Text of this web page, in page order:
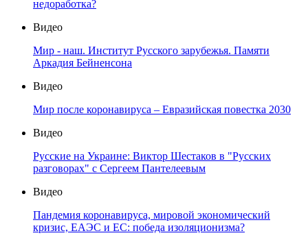
недоработка?
Видео
Мир - наш. Институт Русского зарубежья. Памяти
Аркадия Бейненсона
Видео
Мир после коронавируса – Евразийская повестка 2030
Видео
Русские на Украине: Виктор Шестаков в "Русских
разговорах" с Сергеем Пантелеевым
Видео
Пандемия коронавируса, мировой экономический
кризис, ЕАЭС и ЕС: победа изоляционизма?